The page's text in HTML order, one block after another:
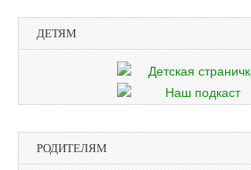
ДЕТЯМ
РОДИТЕЛЯМ